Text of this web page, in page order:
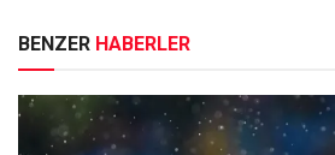
BENZER HABERLER